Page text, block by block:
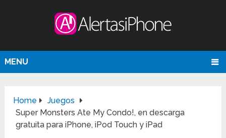
MENU
Home
Juegos
Super Monsters Ate My Condo!, en descarga
gratuita para iPhone, iPod Touch y iPad